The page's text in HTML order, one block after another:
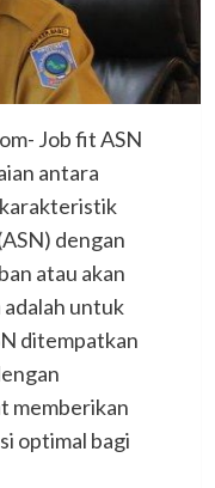
Job fit ASN
antara
dengan
atau akan
adalah untuk
ditempatkan
memberikan
optimal bagi